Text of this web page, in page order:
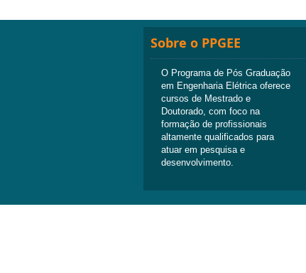
Sobre o PPGEE
O Programa de Pós Graduação
em Engenharia Elétrica oferece
cursos de Mestrado e
Doutorado, com foco na
formação de profissionais
altamente qualificados para
atuar em pesquisa e
desenvolvimento.